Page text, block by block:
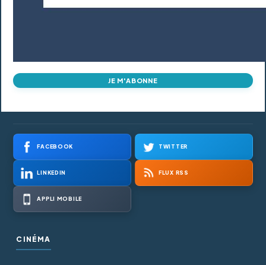
JE M'ABONNE
FACEBOOK TWITTER
LINKEDIN FLUX RSS
APPLI MOBILE
CINÉMA